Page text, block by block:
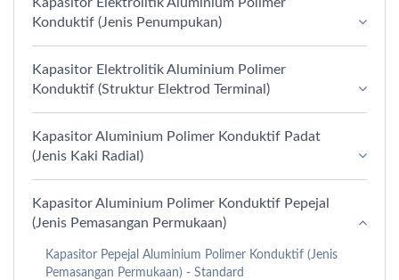
Konduktif (Jenis Penumpukan)
Kapasitor Elektrolitik Aluminium Polimer
Konduktif (Struktur Elektrod Terminal)
Kapasitor Aluminium Polimer Konduktif Padat
(Jenis Kaki Radial)
Kapasitor Aluminium Polimer Konduktif Pepejal
(Jenis Pemasangan Permukaan)
Kapasitor Pepejal Aluminium Polimer Konduktif (Jenis
Pemasangan Permukaan) - Standard